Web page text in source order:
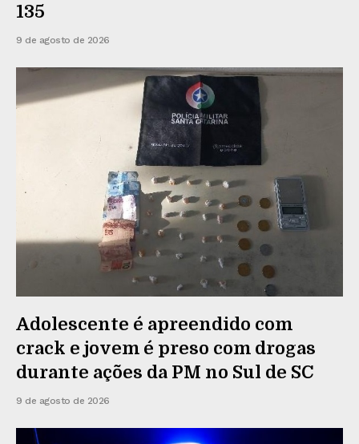
135
9 de agosto de 2026
Adolescente é apreendido com
crack e jovem é preso com drogas
durante ações da PM no Sul de SC
9 de agosto de 2026